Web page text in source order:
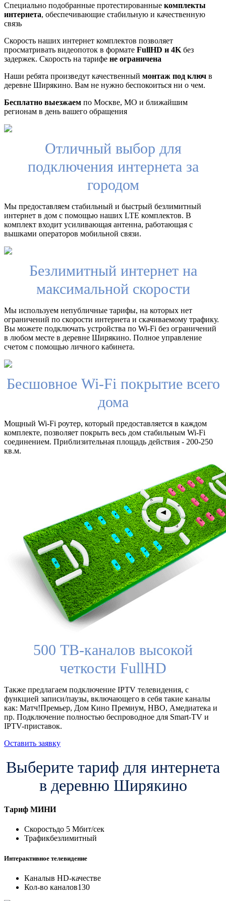
Специально подобранные протестированные комплекты
интернета, обеспечивающие стабильную и качественную
связь
Скорость наших интернет комплектов позволяет
просматривать видеопоток в формате FullHD и 4K без
задержек. Скорость на тарифе не ограничена
Наши ребята произведут качественный монтаж под ключ в
деревне Ширякино. Вам не нужно беспокоиться ни о чем.
Бесплатно выезжаем по Москве, МО и ближайшим
регионам в день вашего обращения
Отличный выбор для
подключения интернета за
городом
Мы предоставляем стабильный и быстрый безлимитный
интернет в дом с помощью наших LTE комплектов. В
комплект входит усиливающая антенна, работающая с
вышками операторов мобильной связи.
Безлимитный интернет на
максимальной скорости
Мы используем непубличные тарифы, на которых нет
ограничений по скорости интернета и скачиваемому трафику.
Вы можете подключать устройства по Wi-Fi без ограничений
в любом месте в деревне Ширякино. Полное управление
счетом с помощью личного кабинета.
Бесшовное Wi-Fi покрытие всего
дома
Мощный Wi-Fi роутер, который предоставляется в каждом
комплекте, позволяет покрыть весь дом стабильным Wi-Fi
соединением. Приблизительная площадь действия - 200-250
кв.м.
500 ТВ-каналов высокой
четкости FullHD
Также предлагаем подключение IPTV телевидения, с
функцией записи/паузы, включающего в себя такие каналы
как: Матч!Премьер, Дом Кино Премиум, HBO, Амедиатека и
пр. Подключение полностью беспроводное для Smart-TV и
IPTV-приставок.
Оставить заявку
Выберите тариф для интернета
в деревню Ширякино
Тариф МИНИ
Скоростьдо 5 Мбит/сек
Трафикбезлимитный
Интерактивное телевидение
Каналыв HD-качестве
Кол-во каналов130